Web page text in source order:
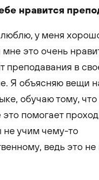
нравится
у меня
мне это очень
преподавания в
Я объясняю вещи
обучаю тому,
это помогает
учим чему-то
ведь это